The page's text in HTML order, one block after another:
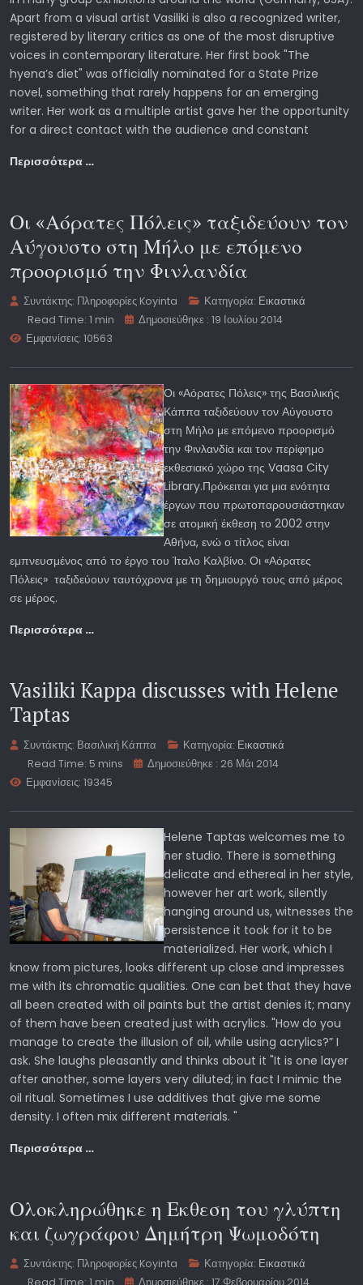
Apart from a visual artist Vasiliki is also a recognized writer,
registered by literary critics as one of the most disruptive
voices in contemporary literature. Her first book "The
hyena’s diet" was officially nominated for a State Prize
novel, something that rarely happens for an emerging
writer. Her work as a multiple artist gave her the opportunity
for a direct contact with the audience and constant
Περισσότερα …
Οι «Αόρατες Πόλεις» ταξιδεύουν τον
Αύγουστο στη Μήλο με επόμενο
προορισμό την Φινλανδία
Συντάκτης: Πληροφορίες Koyinta Κατηγορία: Εικαστικά
Read Time: 1 min
Δημοσιεύθηκε : 19 Ιουλίου 2014
Εμφανίσεις: 10563
Οι «Αόρατες Πόλεις» της Βασιλικής
Κάππα ταξιδεύουν τον Αύγουστο
στη Μήλο με επόμενο προορισμό
την Φινλανδία και τον περίφημο
εκθεσιακό χώρο της Vaasa City
Library.Πρόκειται για μια ενότητα
έργων που πρωτοπαρουσιάστηκαν
σε ατομική έκθεση το 2002 στην
Αθήνα, ενώ ο τίτλος είναι
εμπνευσμένος από το έργο του Ίταλο Καλβίνο. Οι «Αόρατες
Πόλεις» ταξιδεύουν ταυτόχρονα με τη δημιουργό τους από μέρος
σε μέρος.
Περισσότερα …
Vasiliki Kappa discusses with Helene
Taptas
Συντάκτης: Βασιλική Κάππα Κατηγορία: Εικαστικά
Read Time: 5 mins
Δημοσιεύθηκε : 26 Μάι 2014
Εμφανίσεις: 19345
Helene Taptas welcomes me to
her studio. There is something
delicate and ethereal in her style,
however her art work, silently
hanging around us, witnesses the
persistence it took for it to be
materialized. Her work, which I
know from pictures, looks different up close and impresses
me with its chromatic qualities. One can bet that they have
all been created with oil paints but the artist denies it; many
of them have been created just with acrylics. "How do you
manage to create the illusion of oil, while using acrylics?” I
ask. She laughs pleasantly and thinks about it "It is one layer
after another, some layers very diluted; in fact I mimic the
oil ritual. Sometimes I use additives that give me some
density. I often mix different materials. "
Περισσότερα …
Ολοκληρώθηκε η Εκθεση του γλύπτη
και ζωγράφου Δημήτρη Ψωμοδότη
Συντάκτης: Πληροφορίες Koyinta Κατηγορία: Εικαστικά